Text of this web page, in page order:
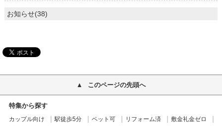
お知らせ(38)
このページの先頭へ
特集から探す
カップル向け 駅徒歩5分 ペット可 リフォーム済
敷金礼金ゼロ